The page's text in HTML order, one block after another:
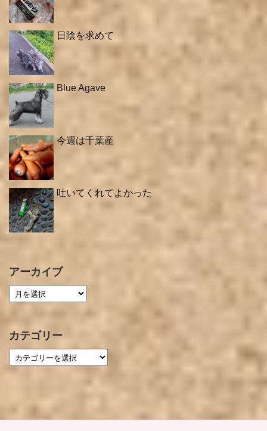
日陰を求めて
Blue Agave
今週は千葉産
吐いてくれてよかった
アーカイブ
カテゴリー